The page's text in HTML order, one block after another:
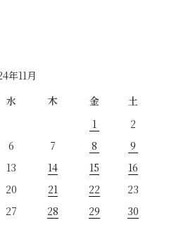
年11月
水 木 金
土
1
2
6 7 8
9
13 14 15
16
20 21 22
23
27 28 29 30